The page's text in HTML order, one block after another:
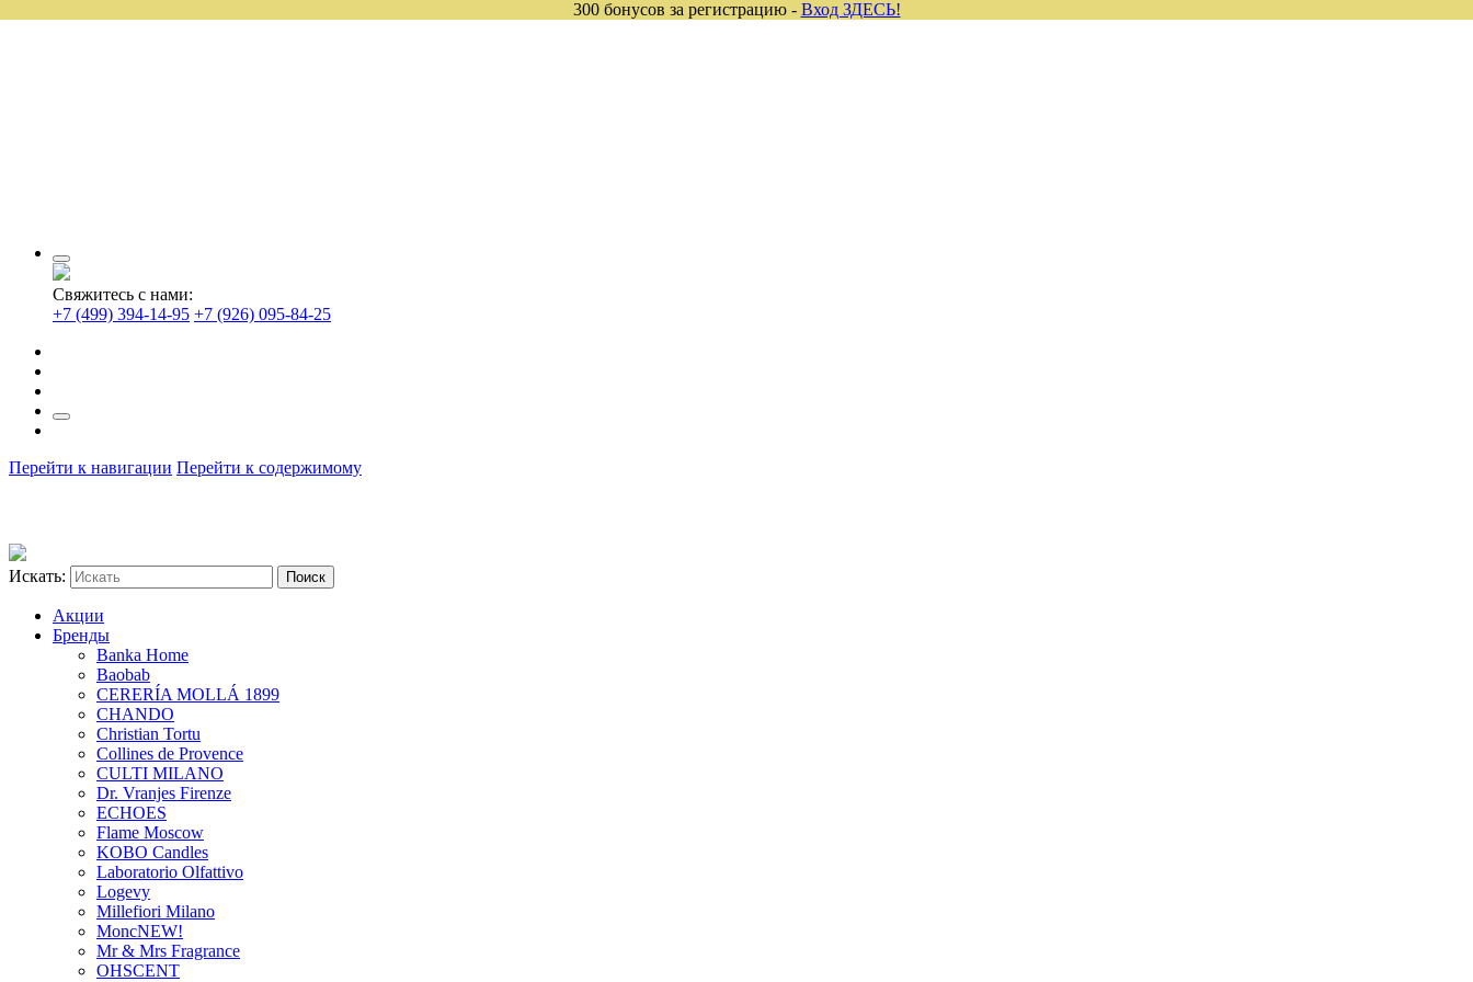
Свяжитесь с нами:
+7 (499) 394-14-95 +7 (926) 095-84-25
Перейти к навигации Перейти к содержимому
Искать:
Акции
Бренды
Banka Home
Baobab
CERERÍA MOLLÁ 1899
CHANDO
Christian Tortu
Collines de Provence
CULTI MILANO
Dr. Vranjes Firenze
ECHOES
Flame Moscow
KOBO Candles
Laboratorio Olfattivo
Logevy
Millefiori Milano
MoncNEW!
Mr & Mrs Fragrance
OHSCENT
300 бонусов за регистрацию - Вход ЗДЕСЬ!